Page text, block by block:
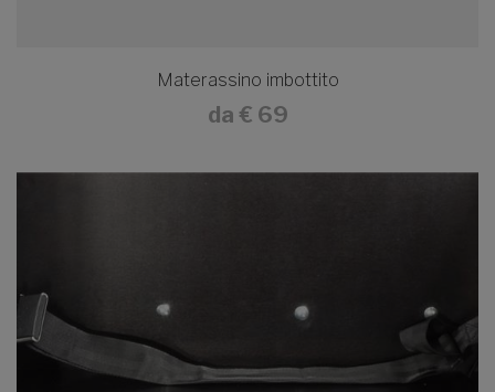
Materassino imbottito
da € 69